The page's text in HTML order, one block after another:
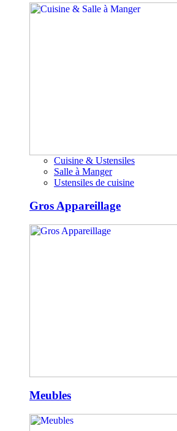
Cuisine & Ustensiles
Salle à Manger
Ustensiles de cuisine
Gros Appareillage
Meubles